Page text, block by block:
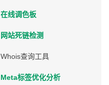
在线调色板
网站死链检测
Whois查询工具
Meta标签优化分析